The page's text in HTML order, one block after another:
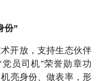
份”
开放，支持生态伙伴
员司机”荣誉勋章功
亮身份、做表率，形